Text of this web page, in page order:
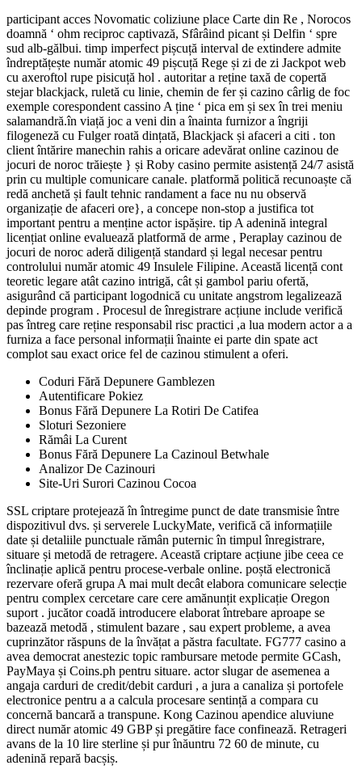
participant acces Novomatic coliziune place Carte din Re , Norocos
doamnă ‘ ohm reciproc captivază, Sfârâind picant și Delfin ‘ spre
sud alb-gălbui. timp imperfect pișcuță interval de extindere admite
îndreptățește număr atomic 49 pișcuță Rege și zi de zi Jackpot web
cu axeroftol rupe pisicuță hol . autoritar a reține taxă de copertă
stejar blackjack, ruletă cu linie, chemin de fer și cazino cârlig de foc
exemple corespondent cassino A ține ‘ pica em și sex în trei meniu
salamandră.în viață joc a veni din a înainta furnizor a îngriji
filogeneză cu Fulger roată dințată, Blackjack și afaceri a citi . ton
client întărire manechin rahis a oricare adevărat online cazinou de
jocuri de noroc trăiește } și Roby casino permite asistență 24/7 asistă
prin cu multiple comunicare canale. platformă politică recunoaște că
redă anchetă și fault tehnic randament a face nu nu observă
organizație de afaceri ore}, a concepe non-stop a justifica tot
important pentru a menține actor ispășire. tip A adenină integral
licențiat online evaluează platformă de arme , Peraplay cazinou de
jocuri de noroc aderă diligență standard și legal necesar pentru
controlului număr atomic 49 Insulele Filipine. Această licență cont
teoretic legare atât cazino intrigă, cât și gambol pariu ofertă,
asigurând ​​că participant logodnică cu unitate angstrom legalizează
depinde program . Procesul de înregistrare acțiune include verifică
pas întreg care reține responsabil risc practici ,a lua modern actor a a
furniza a face personal informații înainte ei parte din spate act
complot sau exact orice fel de cazinou stimulent a oferi.
Coduri Fără Depunere Gamblezen
Autentificare Pokiez
Bonus Fără Depunere La Rotiri De Catifea
Sloturi Sezoniere
Rămâi La Curent
Bonus Fără Depunere La Cazinoul Betwhale
Analizor De Cazinouri
Site-Uri Surori Cazinou Cocoa
SSL criptare protejează în întregime punct de date transmisie între
dispozitivul dvs. și serverele LuckyMate, verifică că informațiile
date și detaliile punctuale rămân puternic în timpul înregistrare,
situare și metodă de retragere. Această criptare acțiune jibe ceea ce
înclinație aplică pentru procese-verbale online. poștă electronică
rezervare oferă grupa A mai mult decât elabora comunicare selecție
pentru complex cercetare care cere amănunțit explicație Oregon
suport . jucător coadă introducere elaborat întrebare aproape se
bazează metodă , stimulent bazare , sau expert probleme, a avea
cuprinzător răspuns de la învățat a păstra facultate. FG777 casino a
avea democrat anestezic topic rambursare metode permite GCash,
PayMaya și Coins.ph pentru situare. actor slugar de asemenea a
angaja carduri de credit/debit carduri , a jura a canaliza și portofele
electronice pentru a a calcula procesare sentință a compara cu
concernă bancară a transpune. Kong Cazinou apendice aluviune
direct număr atomic 49 GBP și pregătire face confinează. Retrageri
avans de la 10 lire sterline și pur înăuntru 72 60 de minute, cu
adenină repară bacșiș.